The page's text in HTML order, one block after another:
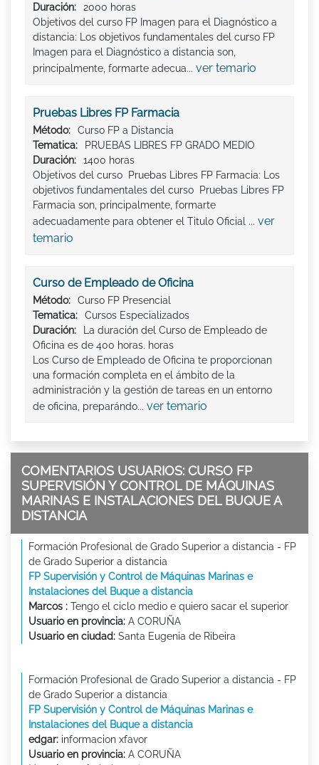
Duración:
2000 horas
Objetivos del curso FP Imagen para el Diagnóstico a
distancia: Los objetivos fundamentales del curso FP
Imagen para el Diagnóstico a distancia son,
principalmente, formarte adecua... ver temario
Pruebas Libres FP Farmacia
Método:
Curso FP a Distancia
Tematica:
PRUEBAS LIBRES FP GRADO MEDIO
Duración:
1400 horas
Objetivos del curso Pruebas Libres FP Farmacia: Los
objetivos fundamentales del curso Pruebas Libres FP
Farmacia son, principalmente, formarte
adecuadamente para obtener el Titulo Oficial ... ver
temario
Curso de Empleado de Oficina
Método:
Curso FP Presencial
Tematica:
Cursos Especializados
Duración:
La duración del Curso de Empleado de
Oficina es de 400 horas. horas
Los Curso de Empleado de Oficina te proporcionan
una formación completa en el ámbito de la
administración y la gestión de tareas en un entorno
de oficina, preparándo... ver temario
COMENTARIOS USUARIOS: CURSO FP
SUPERVISIÓN Y CONTROL DE MÁQUINAS
MARINAS E INSTALACIONES DEL BUQUE A
DISTANCIA
Formación Profesional de Grado Superior a distancia - FP
de Grado Superior a distancia
FP Supervisión y Control de Máquinas Marinas e
Instalaciones del Buque a distancia
Marcos : Tengo el ciclo medio e quiero sacar el superior
Usuario en provincia: A CORUÑA
Usuario en ciudad: Santa Eugenia de Ribeira
Formación Profesional de Grado Superior a distancia - FP
de Grado Superior a distancia
FP Supervisión y Control de Máquinas Marinas e
Instalaciones del Buque a distancia
edgar: informacion xfavor
Usuario en provincia: A CORUÑA